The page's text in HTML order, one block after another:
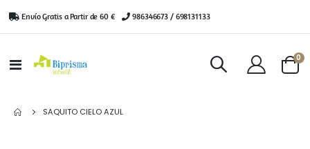
Envío Gratis a Partir de 60 € | 986346673 / 698131133
Toggle
Cart
0
SAQUITO CIELO AZUL